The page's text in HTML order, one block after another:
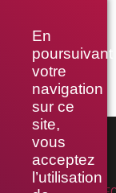
En
poursuivant
votre
navigation
sur ce
site,
vous
acceptez
l’utilisation